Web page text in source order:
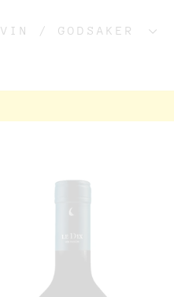
VIN / GODSAKER